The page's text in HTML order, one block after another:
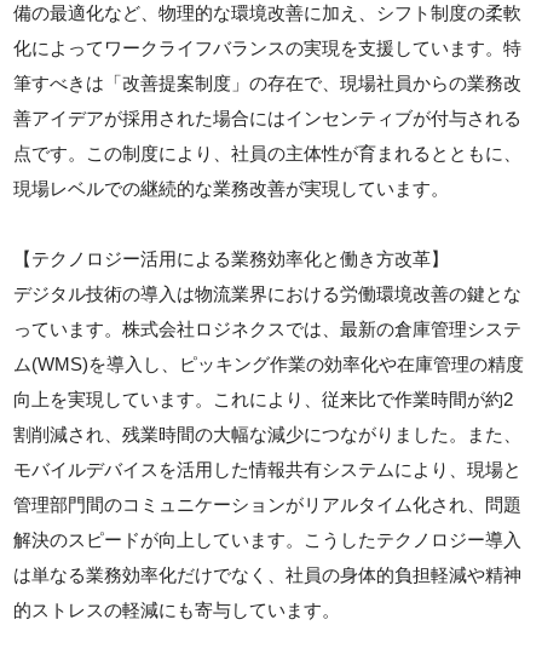
備の最適化など、物理的な環境改善に加え、シフト制度の柔軟
化によってワークライフバランスの実現を支援しています。特
筆すべきは「改善提案制度」の存在で、現場社員からの業務改
善アイデアが採用された場合にはインセンティブが付与される
点です。この制度により、社員の主体性が育まれるとともに、
現場レベルでの継続的な業務改善が実現しています。
【テクノロジー活用による業務効率化と働き方改革】
デジタル技術の導入は物流業界における労働環境改善の鍵とな
っています。株式会社ロジネクスでは、最新の倉庫管理システ
ム(WMS)を導入し、ピッキング作業の効率化や在庫管理の精度
向上を実現しています。これにより、従来比で作業時間が約2
割削減され、残業時間の大幅な減少につながりました。また、
モバイルデバイスを活用した情報共有システムにより、現場と
管理部門間のコミュニケーションがリアルタイム化され、問題
解決のスピードが向上しています。こうしたテクノロジー導入
は単なる業務効率化だけでなく、社員の身体的負担軽減や精神
的ストレスの軽減にも寄与しています。